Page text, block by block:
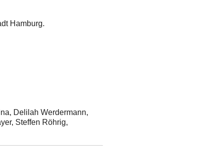
Hamburg.
Delilah Werdermann,
Steffen Röhrig,